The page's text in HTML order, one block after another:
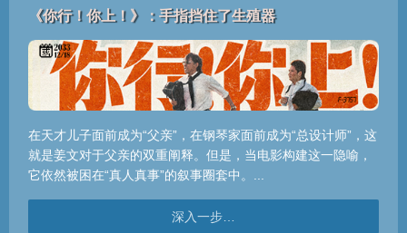
《你行！你上！》：手指挡住了生殖器
在天才儿子面前成为“父亲”，在钢琴家面前成为“总设计师”，这
就是姜文对于父亲的双重阐释。但是，当电影构建这一隐喻，
它依然被困在“真人真事”的叙事圈套中。...
深入一步…